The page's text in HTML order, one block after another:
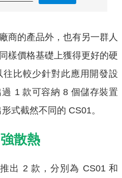
商的產品外，也有另一群人
樣價格基礎上獲得更好的硬
比較少針對此應用開發設
1 款可容納 8 個儲存裝置
式截然不同的 CS01。
散熱
出 2 款，分別為 CS01 和